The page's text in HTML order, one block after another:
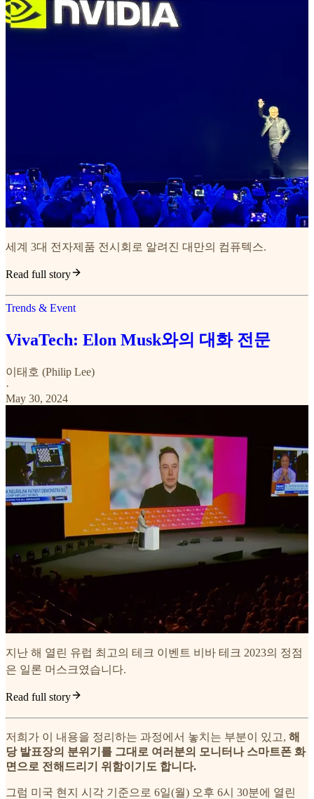
세계 3대 전자제품 전시회로 알려진 대만의 컴퓨텍스.
Read full story
Trends & Event
VivaTech: Elon Musk와의 대화 전문
이태호 (Philip Lee)
·
May 30, 2024
지난 해 열린 유럽 최고의 테크 이벤트 비바 테크 2023의 정점
은 일론 머스크였습니다.
Read full story
저희가 이 내용을 정리하는 과정에서 놓치는 부분이 있고, 해
당 발표장의 분위기를 그대로 여러분의 모니터나 스마트폰 화
면으로 전해드리기 위함이기도 합니다.
그럼 미국 현지 시각 기준으로 6일(월) 오후 6시 30분에 열린